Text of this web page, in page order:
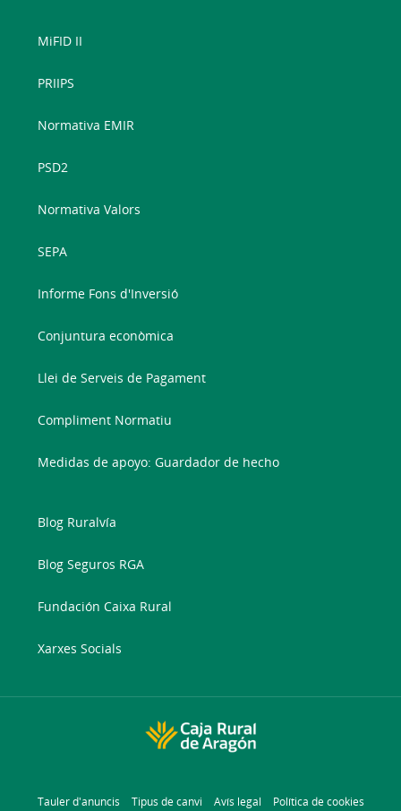
MiFID II
PRIIPS
Normativa EMIR
PSD2
Normativa Valors
SEPA
Informe Fons d'Inversió
Conjuntura econòmica
Llei de Serveis de Pagament
Compliment Normatiu
Medidas de apoyo: Guardador de hecho
Blog Ruralvía
Blog Seguros RGA
Fundación Caixa Rural
Xarxes Socials
Tauler d'anuncis Tipus de canvi Avís legal Política de cookies